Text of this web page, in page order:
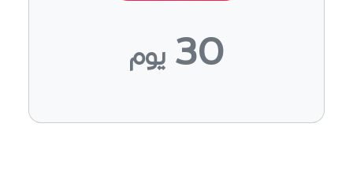
30 يوم